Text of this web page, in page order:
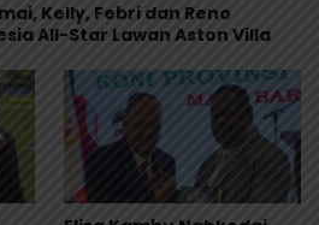
Kelly, Febri dan Reno
All-Star Lawan Aston Villa